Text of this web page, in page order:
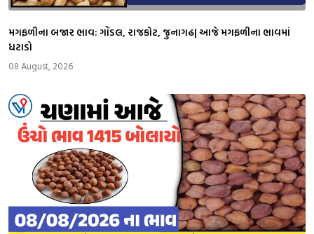
મગફળીના બજાર ભાવ: ગોંડલ, રાજકોટ, જુનાગઢ| આજે મગફળીના ભાવમાં
ધટાડો
08 August, 2026